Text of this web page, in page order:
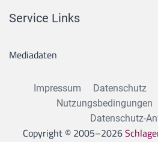
Service Links
Mediadaten
Impressum Datenschutz
Nutzungsbedingungen
Datenschutz-
Copyright © 2005–2026